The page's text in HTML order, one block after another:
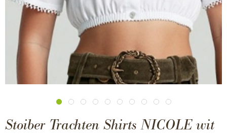
Stoiber Trachten Shirts NICOLE wit